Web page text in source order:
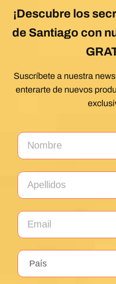
¡Descubre los
Suscríbete a nuestra
enterarte de nuevos